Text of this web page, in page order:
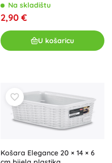
Na skladištu
2,90 €
U košaricu
Košara Elegance 20 × 14 × 6